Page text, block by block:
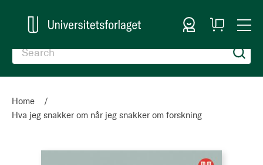
Sign In
My
Cart
Home
Hva jeg snakker om når jeg snakker om forskning